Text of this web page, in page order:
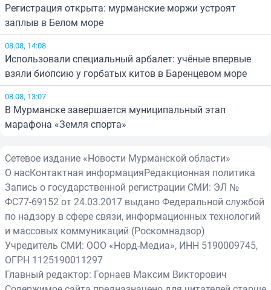
Регистрация открыта: мурманские моржи устроят
заплыв в Белом море
08.08, 14:08
Использовали специальный арбалет: учёные впервые
взяли биопсию у горбатых китов в Баренцевом море
08.08, 13:07
В Мурманске завершается муниципальный этап
марафона «Земля спорта»
Сетевое издание «Новости Мурманской области»
О насКонтактная информацияРедакционная политика
Запись о государственной регистрации СМИ: ЭЛ №
ФС77-69152 от 24.03.2017 выдано Федеральной службой
по надзору в сфере связи, информационных технологий
и массовых коммуникаций (Роскомнадзор)
Учредитель СМИ: ООО «Норд-Медиа», ИНН 5190009745,
ОГРН 1125190011297
Главный редактор: Горнаев Максим Викторович